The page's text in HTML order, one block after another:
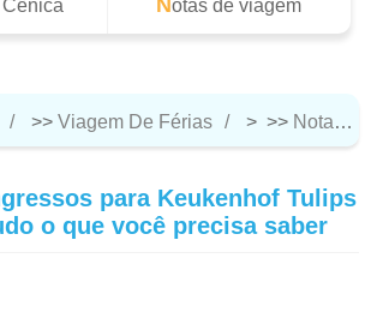
Cênica Notas de viagem
>> Viagem De Férias > >> Notas De Viagem
para Keukenhof Tulips
o que você precisa saber